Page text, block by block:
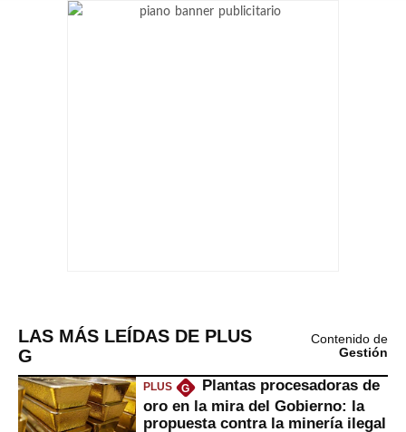
LAS MÁS LEÍDAS DE PLUS
G
Contenido de
Gestión
PLUS G
Plantas procesadoras de
oro en la mira del Gobierno: la
propuesta contra la minería ilegal